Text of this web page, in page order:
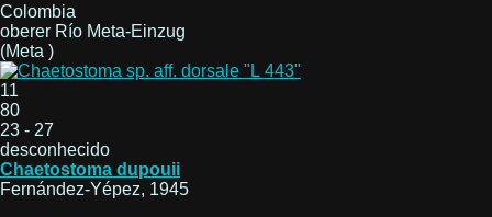
Colombia
oberer Río Meta-Einzug
(Meta )
11
80
23 - 27
desconhecido
Chaetostoma dupouii
Fernández-Yépez, 1945